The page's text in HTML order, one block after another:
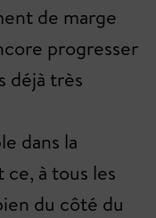
de marge
progresser
déjà très
dans la
à tous les
du côté du